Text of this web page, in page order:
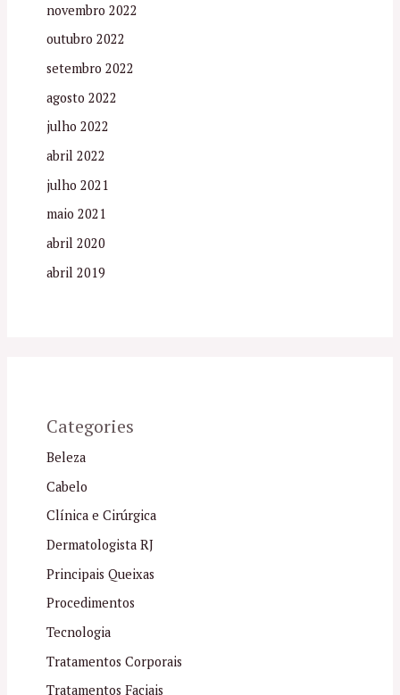
novembro 2022
outubro 2022
setembro 2022
agosto 2022
julho 2022
abril 2022
julho 2021
maio 2021
abril 2020
abril 2019
Categories
Beleza
Cabelo
Clínica e Cirúrgica
Dermatologista RJ
Principais Queixas
Procedimentos
Tecnologia
Tratamentos Corporais
Tratamentos Faciais